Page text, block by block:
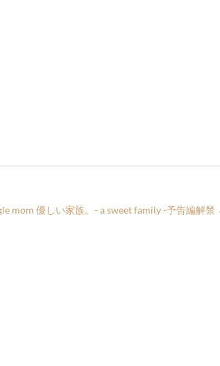
mom 優しい家族。- a sweet family -予告編解禁